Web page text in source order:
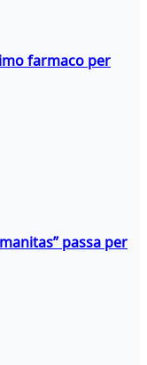
farmaco per
passa per